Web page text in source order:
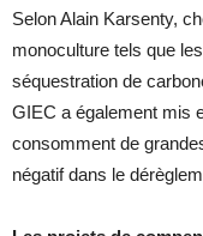
Selon Alain Karsenty,
monoculture tels que
séquestration de
GIEC a également mis
consomment de
négatif dans le